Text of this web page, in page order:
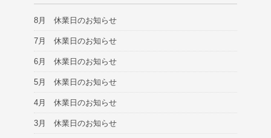
8月 休業日のお知らせ
7月 休業日のお知らせ
6月 休業日のお知らせ
5月 休業日のお知らせ
4月 休業日のお知らせ
3月 休業日のお知らせ